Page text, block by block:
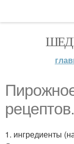
рецептов.
1. ингредиенты